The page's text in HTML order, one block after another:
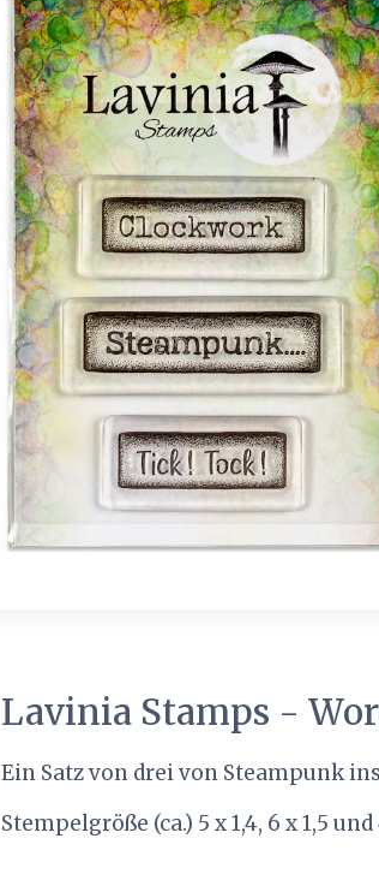
Lavinia Stamps -
Ein Satz von drei von Steampunk
Stempelgröße (ca.) 5 x 1,4, 6 x 1,5 und